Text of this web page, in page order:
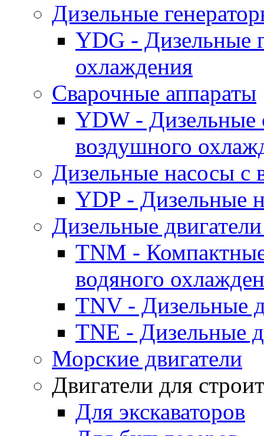
Дизельные
YDG - Дизельные
охлаждения
Cварочные аппараты
YDW - Дизельные
воздушного
Дизельные насосы
YDP - Дизельные
Дизельные
TNM -
водяного
TNV - Дизельные
TNE - Дизельные
Морские двигатели
Двигатели для
Для экскаваторов